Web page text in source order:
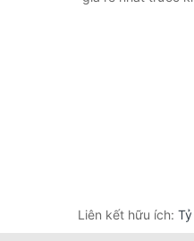
Liên kết hữu ích: